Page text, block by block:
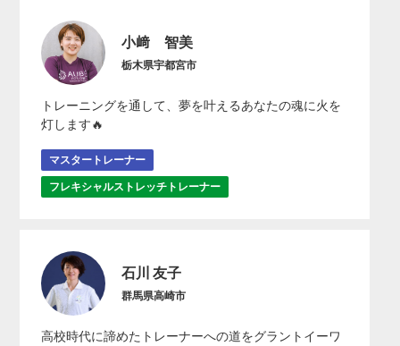
小﨑 智美
栃木県宇都宮市
トレーニングを通して、夢を叶えるあなたの魂に火を
灯します🔥
マスタートレーナー
フレキシャルストレッチトレーナー
石川 友子
群馬県高崎市
高校時代に諦めたトレーナーへの道をグラントイーワ